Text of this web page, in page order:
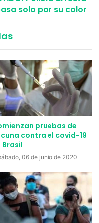
Instagram
launched in
Amazon Forest
dollars to focus
and other
life-sustaining
solo por su color
pruebas de
contra el covid-19
Brasil
06 de junio de 2020